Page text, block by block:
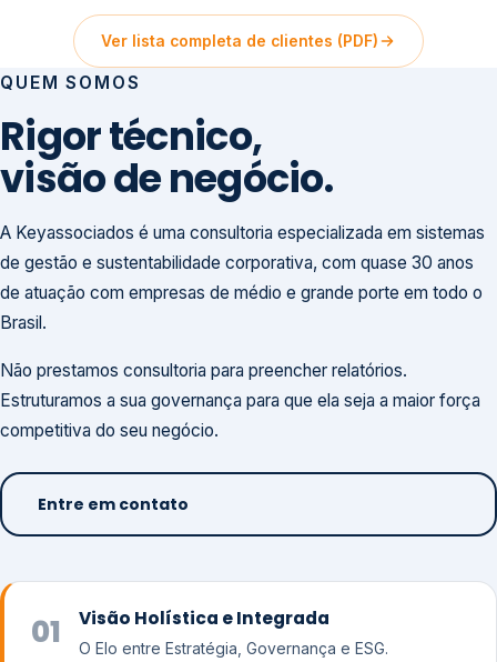
Ver lista completa de clientes (PDF)
QUEM SOMOS
Rigor técnico,
visão de negócio.
A Keyassociados é uma consultoria especializada em sistemas
de gestão e sustentabilidade corporativa, com quase 30 anos
de atuação com empresas de médio e grande porte em todo o
Brasil.
Não prestamos consultoria para preencher relatórios.
Estruturamos a sua governança para que ela seja a maior força
competitiva do seu negócio.
Entre em contato
01 Visão Holística e Integrada
O Elo entre Estratégia, Governança e ESG.